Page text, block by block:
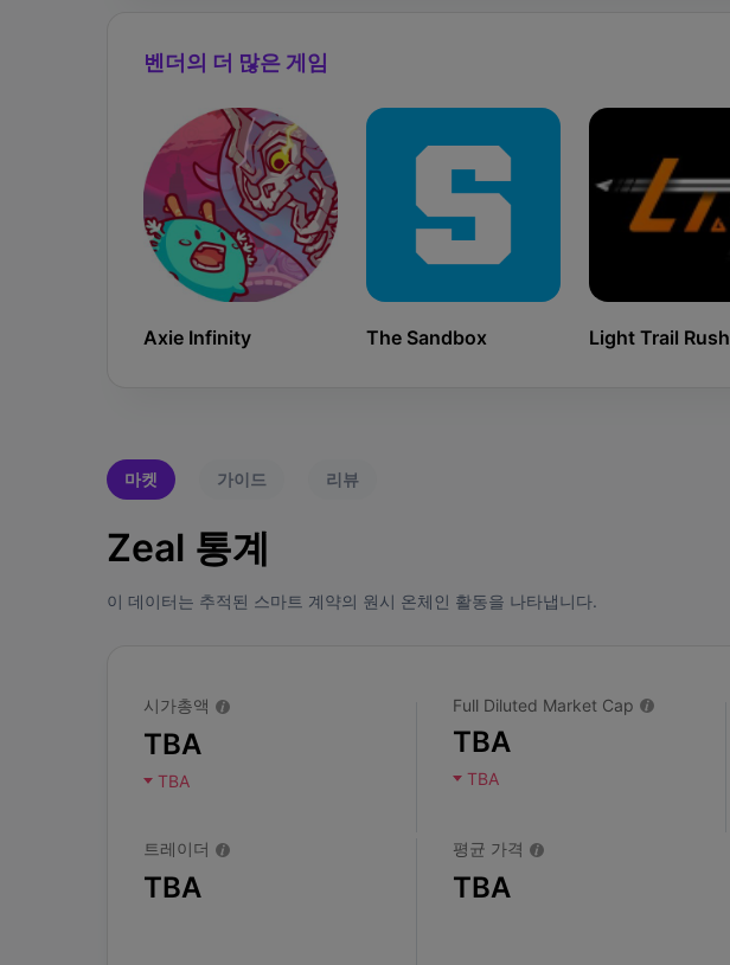
벤더의 더 많은 게임
Axie Infinity The Sandbox Light Trail Rush
마켓 가이드 리뷰
Zeal 통계
이 데이터는 추적된 스마트 계약의 원시 온체인 활동을 나타냅니다.
시가총액
TBA
TBA
Full Diluted Market Cap
TBA
TBA
트레이더
TBA
평균 가격
TBA